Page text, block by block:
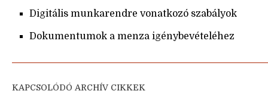
Digitális munkarendre vonatkozó szabályok
Dokumentumok a menza igénybevételéhez
KAPCSOLÓDÓ ARCHÍV CIKKEK